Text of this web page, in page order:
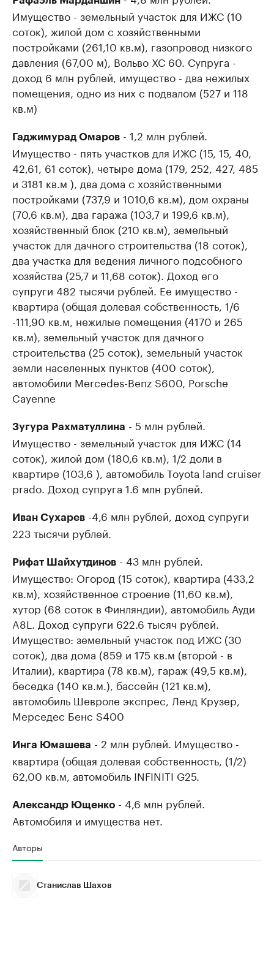
Имущество - земельный участок для ИЖС (10
соток), жилой дом с хозяйственными
постройками (261,10 кв.м), газопровод низкого
давления (67,00 м), Вольво ХС 60. ​Супруга -
доход 6 млн рублей, имущество - два нежилых
помещения, одно из них с подвалом (527 и 118
кв.м)
Гаджимурад Омаров - 1,2 млн рублей.
Имущество - пять участков для ИЖС (15, 15, 40,
42,61, 61 соток), четыре дома (179, 252, 427, 485
и 3181 кв.м ), два дома с хозяйственными
постройками (737,9 и 1010,6 кв.м), дом охраны
(70,6 кв.м), два гаража (103,7 и 199,6 кв.м),
хозяйственный блок (210 кв.м), земельный
участок для дачного строительства (18 соток),
два участка для ведения личного подсобного
хозяйства (25,7 и 11,68 соток). Доход его
супруги 482 тысячи рублей. Ее имущество -
квартира (общая долевая собственность, 1/6
-111,90 кв.м, нежилые помещения (4170 и 265
кв.м), земельный участок для дачного
строительства (25 соток), земельный участок
земли населенных пунктов (400 соток),
автомобили Mercedes-Benz S600, Porsche
Cayenne
Зугура Рахматуллина - 5 млн рублей.
Имущество - земельный участок для ИЖС (14
соток), жилой дом (180,6 кв.м), 1/2 доли в
квартире (103,6 ), автомобиль Toyota land cruiser
prado. Доход супруга 1.6 млн рублей.
Иван Сухарев -4,6 млн рублей, доход супруги
223 тысячи рублей.
Рифат Шайхутдинов - 43 млн рублей.
Имущество: Огород (15 соток), квартира (433,2
кв.м), хозяйственное строение (11,60 кв.м),
хутор (68 соток в Финляндии), автомобиль Ауди
A8L. Доход супруги 622.6 тысяч рублей.
Имущество: земельный участок под ИЖС (30
соток), два дома (859 и 175 кв.м (второй - в
Италии), квартира (78 кв.м), гараж (49,5 кв.м),
беседка (140 кв.м.), бассейн (121 кв.м),
автомобиль Шевроле экспрес, Ленд Крузер,
Мерседес Бенс S400
Инга Юмашева - 2 млн рублей. Имущество -
квартира (общая долевая собственность, (1/2)
62,00 кв.м, автомобиль INFINITI G25.
Александр Ющенко - 4,6 млн рублей.
Автомобиля и имущества нет.
Авторы
Станислав Шахов